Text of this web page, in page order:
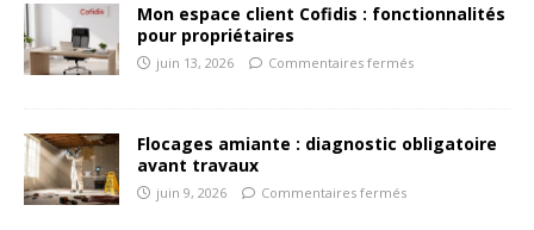
Mon espace client Cofidis : fonctionnalités
pour propriétaires
juin 13, 2026 Commentaires fermés
Flocages amiante : diagnostic obligatoire
avant travaux
juin 9, 2026 Commentaires fermés